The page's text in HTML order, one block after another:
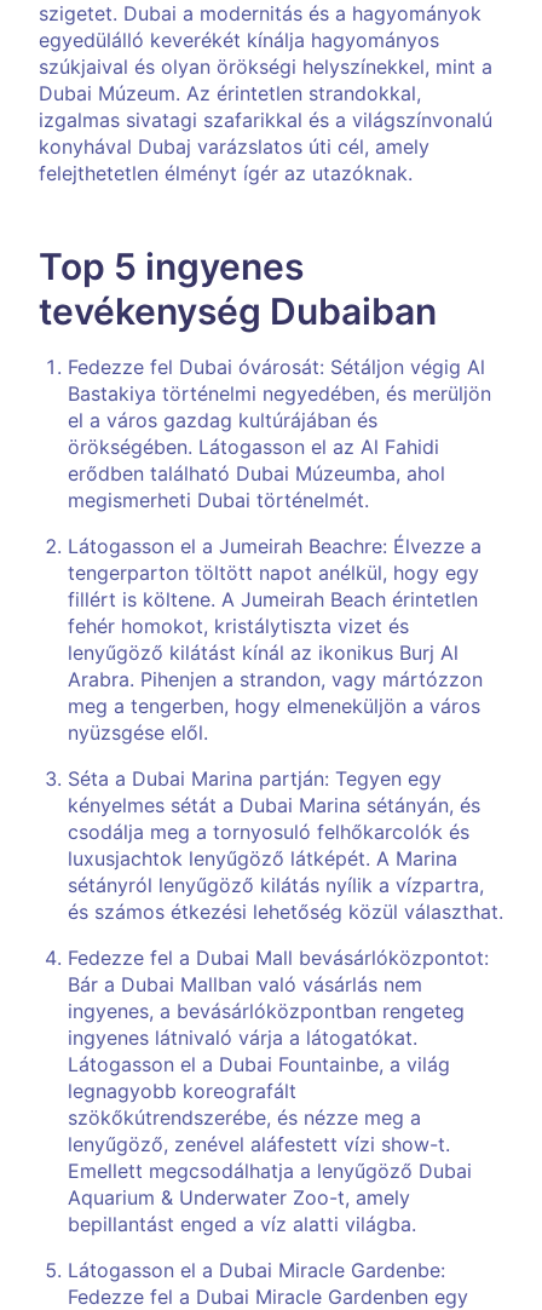
szigetet. Dubai a modernitás és a hagyományok
egyedülálló keverékét kínálja hagyományos
szúkjaival és olyan örökségi helyszínekkel, mint a
Dubai Múzeum. Az érintetlen strandokkal,
izgalmas sivatagi szafarikkal és a világszínvonalú
konyhával Dubaj varázslatos úti cél, amely
felejthetetlen élményt ígér az utazóknak.
Top 5 ingyenes
tevékenység Dubaiban
Fedezze fel Dubai óvárosát: Sétáljon végig Al
Bastakiya történelmi negyedében, és merüljön
el a város gazdag kultúrájában és
örökségében. Látogasson el az Al Fahidi
erődben található Dubai Múzeumba, ahol
megismerheti Dubai történelmét.
Látogasson el a Jumeirah Beachre: Élvezze a
tengerparton töltött napot anélkül, hogy egy
fillért is költene. A Jumeirah Beach érintetlen
fehér homokot, kristálytiszta vizet és
lenyűgöző kilátást kínál az ikonikus Burj Al
Arabra. Pihenjen a strandon, vagy mártózzon
meg a tengerben, hogy elmeneküljön a város
nyüzsgése elől.
Séta a Dubai Marina partján: Tegyen egy
kényelmes sétát a Dubai Marina sétányán, és
csodálja meg a tornyosuló felhőkarcolók és
luxusjachtok lenyűgöző látképét. A Marina
sétányról lenyűgöző kilátás nyílik a vízpartra,
és számos étkezési lehetőség közül választhat.
Fedezze fel a Dubai Mall bevásárlóközpontot:
Bár a Dubai Mallban való vásárlás nem
ingyenes, a bevásárlóközpontban rengeteg
ingyenes látnivaló várja a látogatókat.
Látogasson el a Dubai Fountainbe, a világ
legnagyobb koreografált
szökőkútrendszerébe, és nézze meg a
lenyűgöző, zenével aláfestett vízi show-t.
Emellett megcsodálhatja a lenyűgöző Dubai
Aquarium & Underwater Zoo-t, amely
bepillantást enged a víz alatti világba.
Látogasson el a Dubai Miracle Gardenbe:
Fedezze fel a Dubai Miracle Gardenben egy